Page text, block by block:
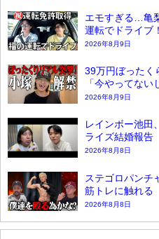
エモすぎる…亀
運転でドライブ！
2026年8月9日
39万円ぼったく
「今やってな
2026年8月9日
レインボー池田
ライズ結婚報告
2026年8月8日
ステゴロパンチ
筋トレに触れる
2026年8月8日